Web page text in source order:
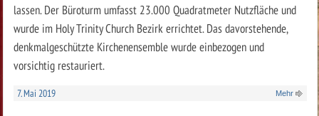
lassen. Der Büroturm umfasst 23.000 Quadratmeter Nutzfläche und
wurde im Holy Trinity Church Bezirk errichtet. Das davorstehende,
denkmalgeschützte Kirchenensemble wurde einbezogen und
vorsichtig restauriert.
7. Mai 2019 Mehr